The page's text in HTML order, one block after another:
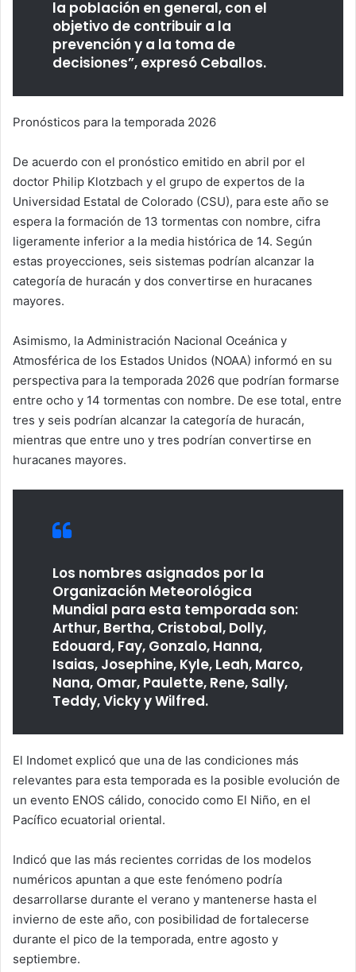
la población en general, con el
objetivo de contribuir a la
prevención y a la toma de
decisiones”, expresó Ceballos.
Pronósticos para la temporada 2026
De acuerdo con el pronóstico emitido en abril por el
doctor Philip Klotzbach y el grupo de expertos de la
Universidad Estatal de Colorado (CSU), para este año se
espera la formación de 13 tormentas con nombre, cifra
ligeramente inferior a la media histórica de 14. Según
estas proyecciones, seis sistemas podrían alcanzar la
categoría de huracán y dos convertirse en huracanes
mayores.
Asimismo, la Administración Nacional Oceánica y
Atmosférica de los Estados Unidos (NOAA) informó en su
perspectiva para la temporada 2026 que podrían formarse
entre ocho y 14 tormentas con nombre. De ese total, entre
tres y seis podrían alcanzar la categoría de huracán,
mientras que entre uno y tres podrían convertirse en
huracanes mayores.
Los nombres asignados por la
Organización Meteorológica
Mundial para esta temporada son:
Arthur, Bertha, Cristobal, Dolly,
Edouard, Fay, Gonzalo, Hanna,
Isaias, Josephine, Kyle, Leah, Marco,
Nana, Omar, Paulette, Rene, Sally,
Teddy, Vicky y Wilfred.
El Indomet explicó que una de las condiciones más
relevantes para esta temporada es la posible evolución de
un evento ENOS cálido, conocido como El Niño, en el
Pacífico ecuatorial oriental.
Indicó que las más recientes corridas de los modelos
numéricos apuntan a que este fenómeno podría
desarrollarse durante el verano y mantenerse hasta el
invierno de este año, con posibilidad de fortalecerse
durante el pico de la temporada, entre agosto y
septiembre.